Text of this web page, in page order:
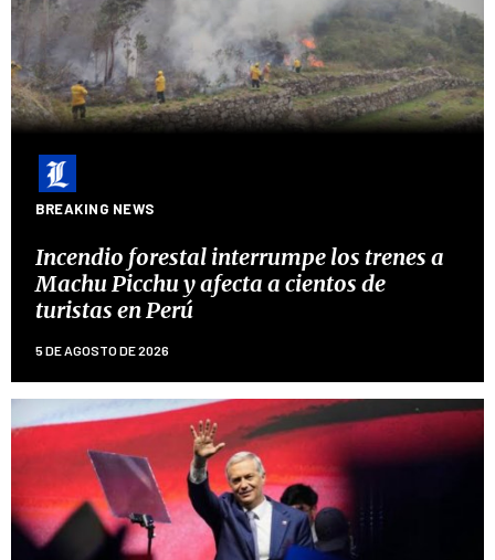
BREAKING NEWS
Incendio forestal interrumpe los trenes a
Machu Picchu y afecta a cientos de
turistas en Perú
5 DE AGOSTO DE 2026